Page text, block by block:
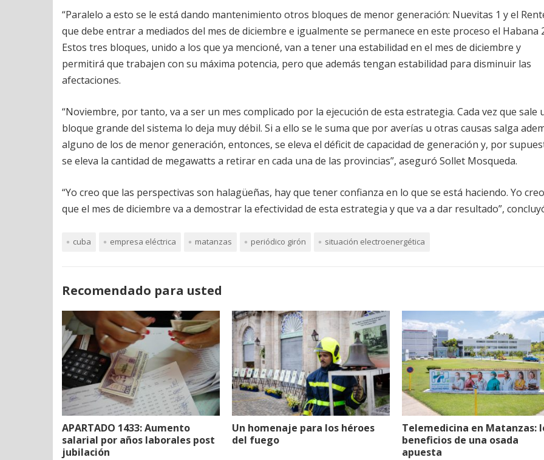
“Paralelo a esto se le está dando mantenimiento otros bloques de menor generación: Nuevitas 1 y el
que debe entrar a mediados del mes de diciembre e igualmente se permanece en este proceso el Habana
Estos tres bloques, unido a los que ya mencioné, van a tener una estabilidad en el mes de diciembre y
permitirá que trabajen con su máxima potencia, pero que además tengan estabilidad para disminuir las
afectaciones.
“Noviembre, por tanto, va a ser un mes complicado por la ejecución de esta estrategia. Cada vez que sale
bloque grande del sistema lo deja muy débil. Si a ello se le suma que por averías u otras causas salga
alguno de los de menor generación, entonces, se eleva el déficit de capacidad de generación y, por
se eleva la cantidad de megawatts a retirar en cada una de las provincias”, aseguró Sollet Mosqueda.
“Yo creo que las perspectivas son halagüeñas, hay que tener confianza en lo que se está haciendo. Yo creo
que el mes de diciembre va a demostrar la efectividad de esta estrategia y que va a dar resultado”,
cuba empresa eléctrica matanzas periódico girón situación electroenergética
Recomendado para usted
APARTADO 1433: Aumento
salarial por años laborales post
jubilación
Un homenaje para los héroes
del fuego
Telemedicina en Matanzas:
beneficios de una osada
apuesta